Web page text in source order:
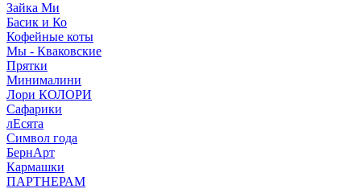
Зайка Ми
Басик и Ко
Кофейные коты
Мы - Кваковские
Прятки
Минималини
Лори КОЛОРИ
Сафарики
лЕсята
Символ года
БернАрт
Кармашки
ПАРТНЕРАМ